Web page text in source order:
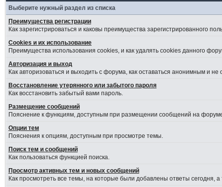
Выберите нужный раздел из списка
Преимущества регистрации
Как зарегистрироваться и каковы преимущества зарегистрированного
Cookies и их использование
Преимущества использования cookies, и как удалять cookies данного
Авторизация и выход
Как авторизоваться и выходить с форума, как оставаться анонимным и
Восстановление утерянного или забытого пароля
Как восстановить забытый вами пароль.
Размещение сообщений
Пояснение к функциям, доступным при размещении сообщений на
Опции тем
Пояснения к опциям, доступным при просмотре темы.
Поиск тем и сообщений
Как пользоваться функцией поиска.
Просмотр активных тем и новых сообщений
Как просмотреть все темы, на которые были добавлены ответы сегодня,